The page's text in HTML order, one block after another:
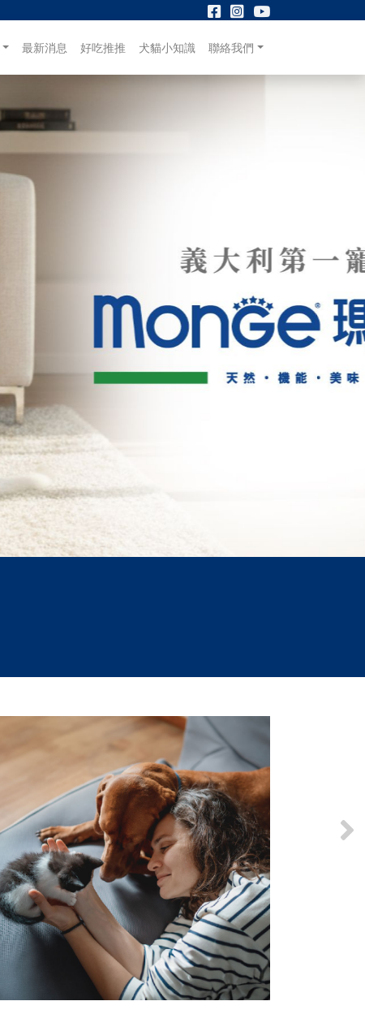
最新消息 好吃推推 犬貓小知識 聯絡我們